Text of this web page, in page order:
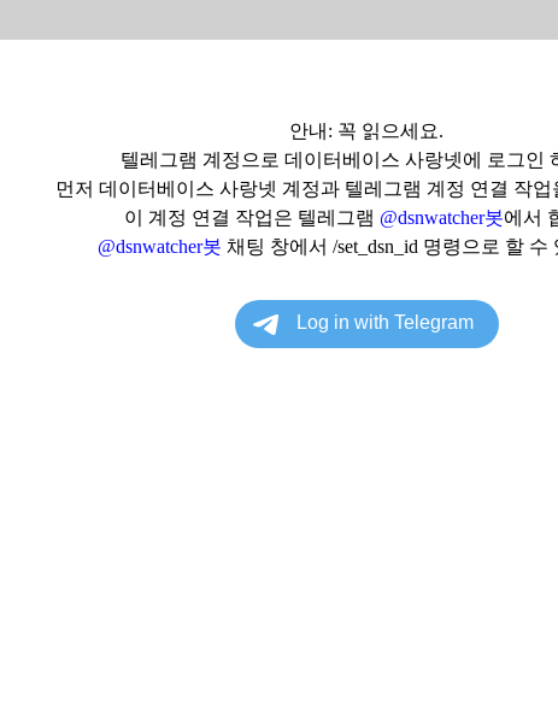
안내: 꼭 읽으세요.
텔레그램 계정으로 데이터베이스 사랑넷에 로그인
먼저 데이터베이스 사랑넷 계정과 텔레그램 계정 연결 작
이 계정 연결 작업은 텔레그램 @dsnwatcher봇에서
@dsnwatcher봇 채팅 창에서 /set_dsn_id 명령으로 할 수